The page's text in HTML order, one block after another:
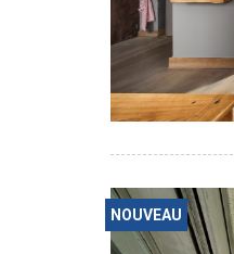
NOUVEAU